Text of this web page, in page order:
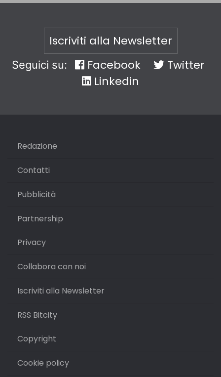
Iscriviti alla Newsletter
Seguici su: Facebook
Twitter
Linkedin
Redazione
Contatti
Pubblicità
Partnership
Privacy
Collabora con noi
Iscriviti alla Newsletter
RSS Bitcity
Copyright
Cookie policy